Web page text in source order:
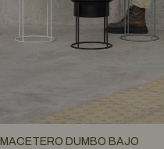
MACETERO DUMBO BAJO